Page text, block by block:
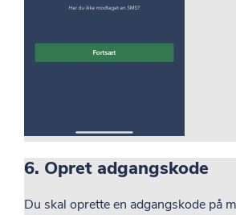
6. Opret adgangskode
Du skal oprette en adgangskode på